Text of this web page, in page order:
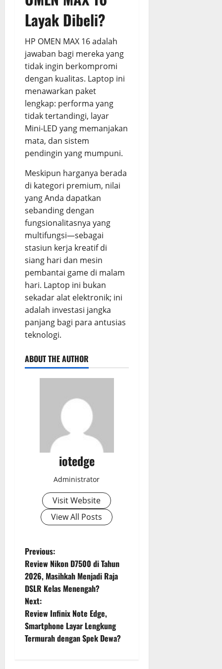
Layak Dibeli?
HP OMEN MAX 16 adalah
jawaban bagi mereka yang
tidak ingin berkompromi
dengan kualitas. Laptop ini
menawarkan paket
lengkap: performa yang
tidak tertandingi, layar
Mini-LED yang memanjakan
mata, dan sistem
pendingin yang mumpuni.
Meskipun harganya berada
di kategori premium, nilai
yang Anda dapatkan
sebanding dengan
fungsionalitasnya yang
multifungsi—sebagai
stasiun kerja kreatif di
siang hari dan mesin
pembantai game di malam
hari. Laptop ini bukan
sekadar alat elektronik; ini
adalah investasi jangka
panjang bagi para antusias
teknologi.
ABOUT THE AUTHOR
iotedge
Administrator
Visit Website
View All Posts
P
o
s
t
n
Previous:
Review Nikon D7500 di Tahun
2026, Masihkah Menjadi Raja
DSLR Kelas Menengah?
Next:
Review Infinix Note Edge,
Smartphone Layar Lengkung
Termurah dengan Spek Dewa?